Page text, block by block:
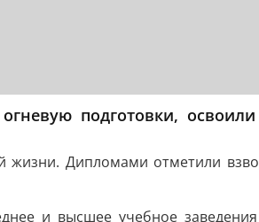
подготовки,
Дипломами отметили
и высшее учебное